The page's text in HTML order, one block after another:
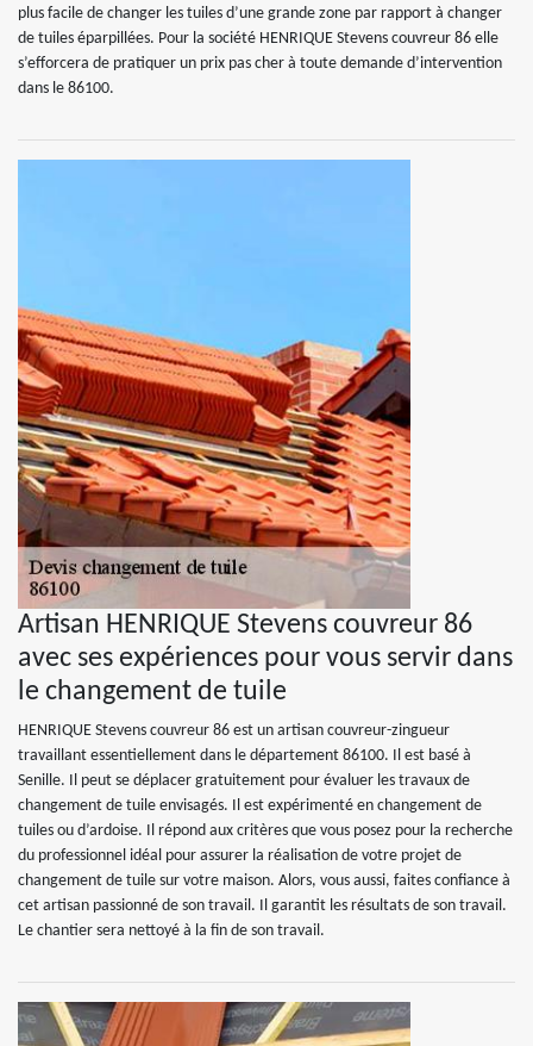
plus facile de changer les tuiles d’une grande zone par rapport à changer
de tuiles éparpillées. Pour la société HENRIQUE Stevens couvreur 86 elle
s’efforcera de pratiquer un prix pas cher à toute demande d’intervention
dans le 86100.
Artisan HENRIQUE Stevens couvreur 86
avec ses expériences pour vous servir dans
le changement de tuile
HENRIQUE Stevens couvreur 86 est un artisan couvreur-zingueur
travaillant essentiellement dans le département 86100. Il est basé à
Senille. Il peut se déplacer gratuitement pour évaluer les travaux de
changement de tuile envisagés. Il est expérimenté en changement de
tuiles ou d’ardoise. Il répond aux critères que vous posez pour la recherche
du professionnel idéal pour assurer la réalisation de votre projet de
changement de tuile sur votre maison. Alors, vous aussi, faites confiance à
cet artisan passionné de son travail. Il garantit les résultats de son travail.
Le chantier sera nettoyé à la fin de son travail.